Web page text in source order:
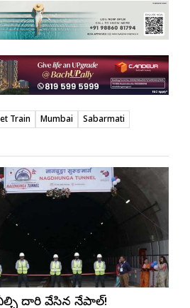
Train Mumbai Sabarmati
దారి వేసిన నేపాల్!